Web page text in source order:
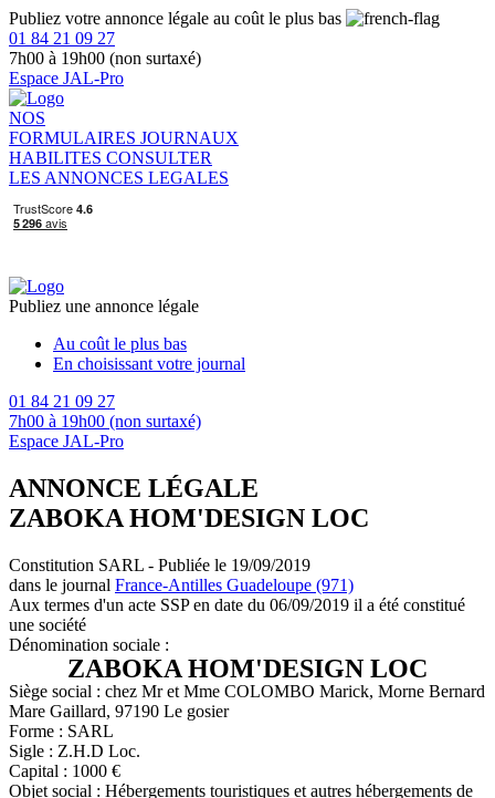
Publiez votre annonce légale au coût le plus bas
01 84 21 09 27
7h00 à 19h00 (non surtaxé)
Espace JAL-Pro
NOS
FORMULAIRES JOURNAUX
HABILITES CONSULTER
LES ANNONCES LEGALES
Publiez une annonce légale
Au coût le plus bas
En choisissant votre journal
01 84 21 09 27
7h00 à 19h00 (non surtaxé)
Espace JAL-Pro
ANNONCE LÉGALE
ZABOKA HOM'DESIGN LOC
Constitution SARL - Publiée le 19/09/2019
dans le journal France-Antilles Guadeloupe (971)
Aux termes d'un acte SSP en date du 06/09/2019 il a été constitué
une société
Dénomination sociale :
ZABOKA HOM'DESIGN LOC
Siège social : chez Mr et Mme COLOMBO Marick, Morne Bernard
Mare Gaillard, 97190 Le gosier
Forme : SARL
Sigle : Z.H.D Loc.
Capital : 1000 €
Objet social : Hébergements touristiques et autres hébergements de